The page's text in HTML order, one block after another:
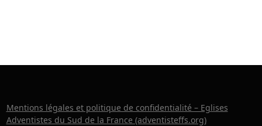
Mentions légales et politique de confidentialité – Eglises
Adventistes du Sud de la France (adventisteffs.org)